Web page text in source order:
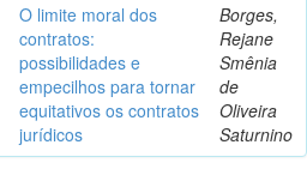
O limite moral dos
contratos:
possibilidades e
empecilhos para tornar
equitativos os contratos
jurídicos
Borges,
Rejane
Smênia
de
Oliveira
Saturnino